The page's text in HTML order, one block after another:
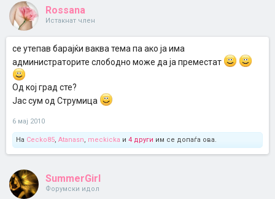
Rossana
Истакнат член
се утепав барајќи ваква тема па ако ја има
администраторите слободно може да ја преместат
Од кој град сте?
Јас сум од Струмица
6 мај 2010
На Cecko85, Atanasn, meckicka и 4 други им се допаѓа ова.
SummerGirl
Форумски идол